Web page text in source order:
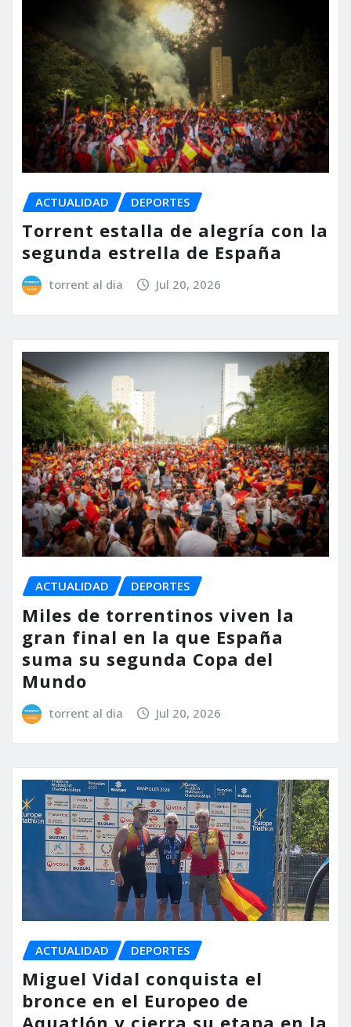
ACTUALIDAD DEPORTES
Torrent estalla de alegría con la
segunda estrella de España
torrent al dia Jul 20, 2026
ACTUALIDAD DEPORTES
Miles de torrentinos viven la
gran final en la que España
suma su segunda Copa del
Mundo
torrent al dia Jul 20, 2026
ACTUALIDAD DEPORTES
Miguel Vidal conquista el
bronce en el Europeo de